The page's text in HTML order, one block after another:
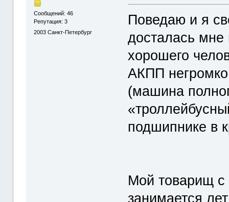
Сообщений: 46
Репутация: 3
2003 Санкт-Петербург
Поведаю и я
досталась мне
хорошего
АКПП
(машина
подшипнике в
Мой товарищ с
занимается